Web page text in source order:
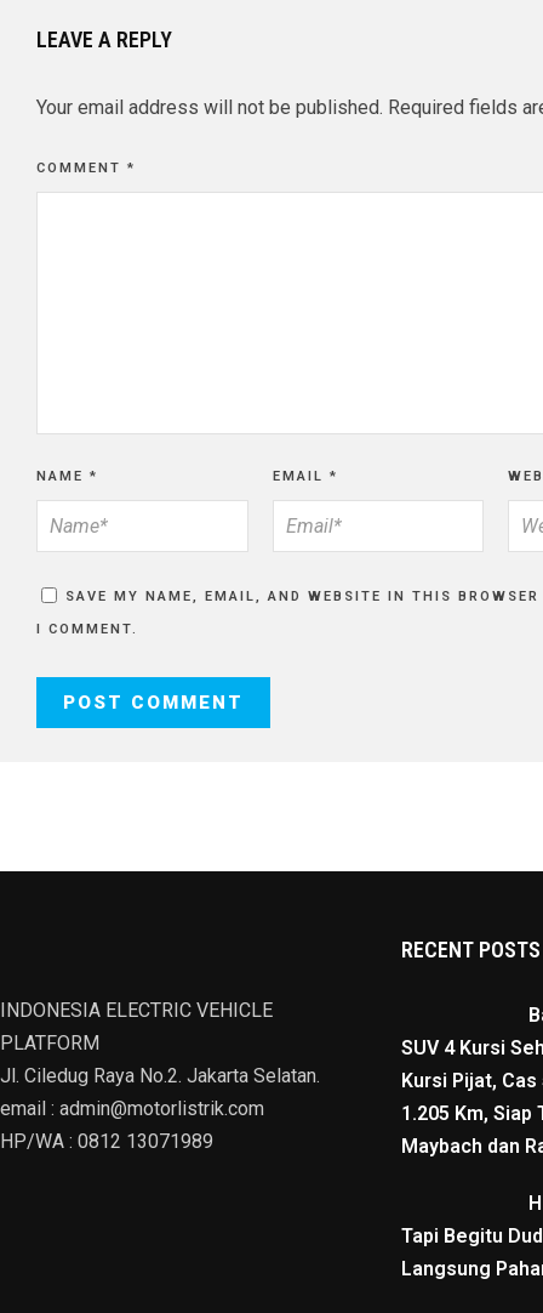
LEAVE A REPLY
Your email address will not be published. Required fields
COMMENT *
NAME * EMAIL *
SAVE MY NAME, EMAIL, AND WEBSITE IN THIS
I COMMENT.
INDONESIA ELECTRIC VEHICLE
PLATFORM
Jl. Ciledug Raya No.2. Jakarta Selatan.
email : admin@motorlistrik.com
HP/WA : 0812 13071989
RECENT POSTS
SUV 4 Kursi
Kursi Pijat,
1.205 Km,
Maybach dan
Tapi Begitu
Langsung